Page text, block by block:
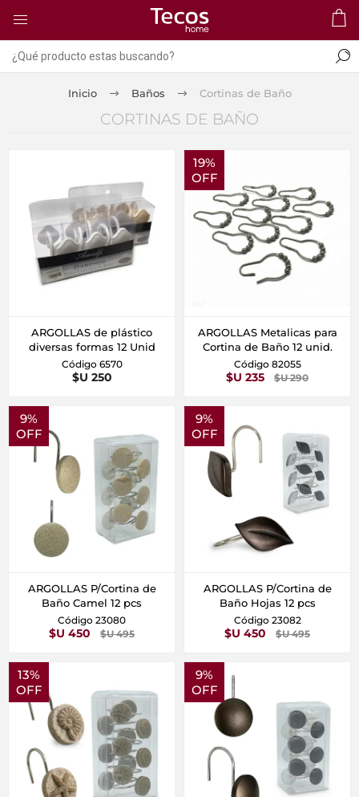
Inicio Baños Cortinas de Baño
CORTINAS DE BAÑO
ARGOLLAS de plástico
diversas formas 12 Unid
Código 6570
$U 250
19%
OFF
ARGOLLAS Metalicas para
Cortina de Baño 12 unid.
Código 82055
$U 235 $U 290
9%
OFF
ARGOLLAS P/Cortina de
Baño Camel 12 pcs
Código 23080
$U 450 $U 495
9%
OFF
ARGOLLAS P/Cortina de
Baño Hojas 12 pcs
Código 23082
$U 450 $U 495
13%
OFF
9%
OFF